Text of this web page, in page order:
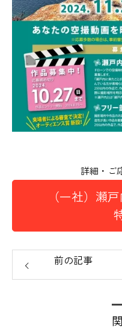
詳細・ご
（一社）瀬
前の記事